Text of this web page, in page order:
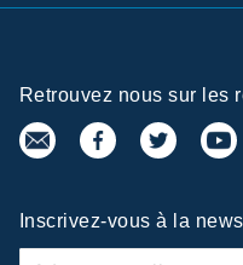
Retrouvez nous sur les
Inscrivez-vous à la